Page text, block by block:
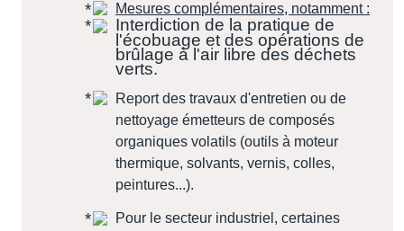
Mesures complémentaires, notamment :
Interdiction de la pratique de
l'écobuage et des opérations de
brûlage à l'air libre des déchets
verts.
Report des travaux d'entretien ou de
nettoyage émetteurs de composés
organiques volatils (outils à moteur
thermique, solvants, vernis, colles,
peintures...).
Pour le secteur industriel, certaines